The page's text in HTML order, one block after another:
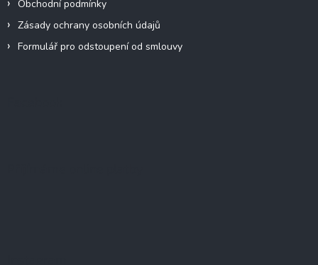
Obchodní podmínky
Zásady ochrany osobních údajů
Formulář pro odstoupení od smlouvy